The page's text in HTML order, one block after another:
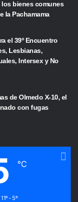
bienes comunes
la Pachamama
el 39º Encuentro
Lesbianas,
Intersex y No
de Olmedo X-10, el
con fugas
℃
11º - 5º